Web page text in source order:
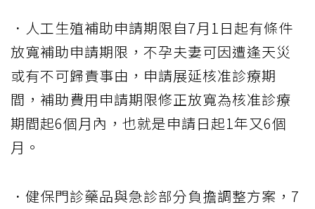
．人工生殖補助申請期限自7月1日起有條件
放寬補助申請期限，不孕夫妻可因遭逢天災
或有不可歸責事由，申請展延核准診療期
間，補助費用申請期限修正放寬為核准診療
期間起6個月內，也就是申請日起1年又6個
月。
．健保門診藥品與急診部分負擔調整方案，7